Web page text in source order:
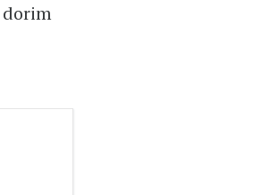
dorim